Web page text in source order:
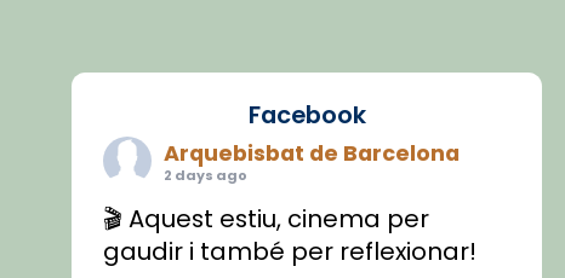
Facebook
Arquebisbat de Barcelona
2 days ago
🎬 Aquest estiu, cinema per
gaudir i també per reflexionar!